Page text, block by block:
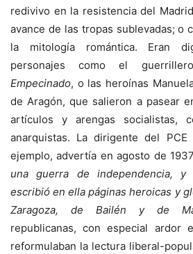
redivivo en la resistencia del
avance de las tropas sublevadas; o
la mitología romántica. Eran
personajes como el
Empecinado, o las heroínas
de Aragón, que salieron a pasear
artículos y arengas socialistas,
anarquistas. La dirigente del
ejemplo, advertía en agosto de
una guerra de independencia,
escribió en ella páginas heroicas y
Zaragoza, de Bailén y de
republicanas, con especial ardor
reformulaban la lectura liberal-